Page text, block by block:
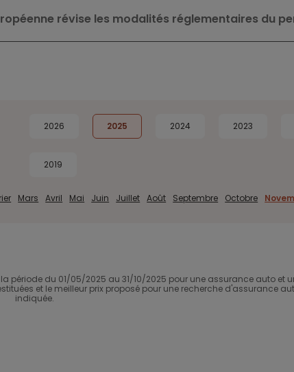
révise les modalités réglementaires du
2026 2025 2024 2023
2019
Mars Avril Mai Juin Juillet Août Septembre Octobre
du 01/05/2025 au 31/10/2025 pour une assurance auto et
et le meilleur prix proposé pour une recherche d'assurance
indiquée.​